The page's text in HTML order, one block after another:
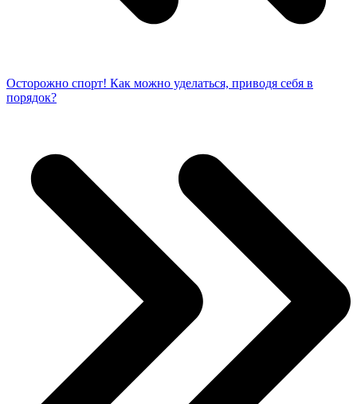
Осторожно спорт! Как можно уделаться, приводя себя в
порядок?